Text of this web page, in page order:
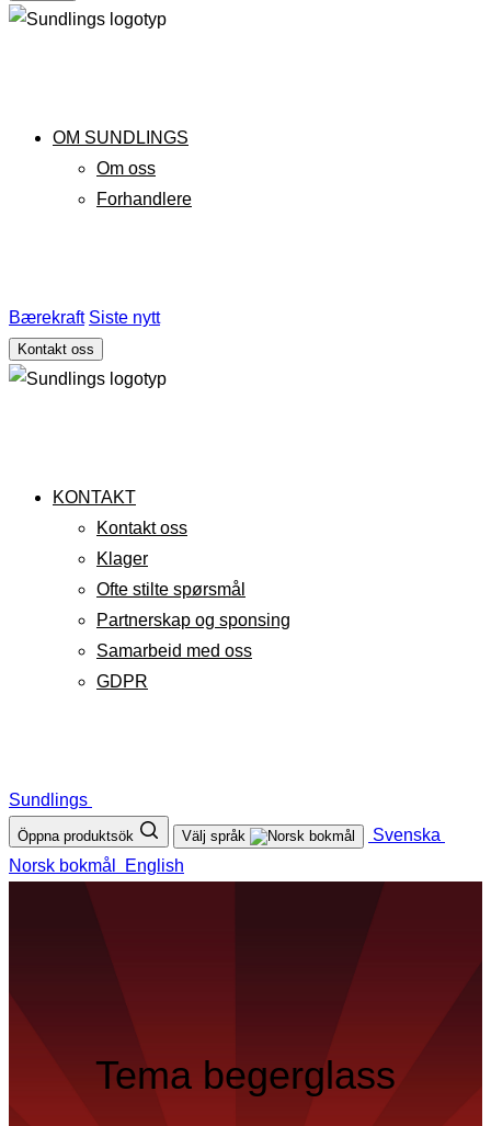
OM SUNDLINGS
Om oss
Forhandlere
Bærekraft Siste nytt
Kontakt oss
KONTAKT
Kontakt oss
Klager
Ofte stilte spørsmål
Partnerskap og sponsing
Samarbeid med oss
GDPR
Sundlings
Öppna produktsök Välj språk
Svenska
Norsk bokmål
English
Tema begerglass